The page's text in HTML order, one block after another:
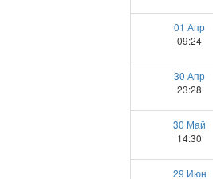
01 Апр
09:24
30 Апр
23:28
30 Май
14:30
29 Июн